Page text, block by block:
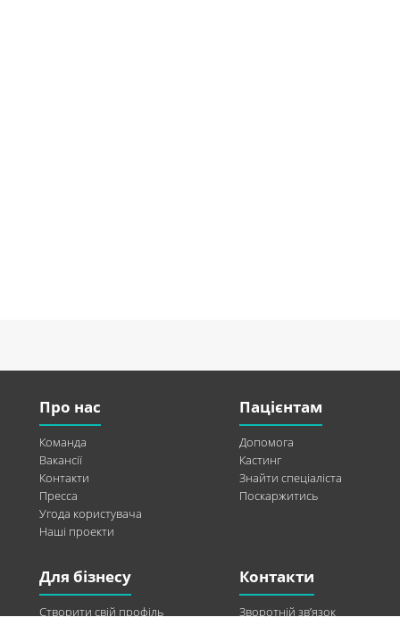
Про нас
Команда
Вакансії
Контакти
Пресса
Угода користувача
Наші проекти
Пацієнтам
Допомога
Кастинг
Знайти спеціаліста
Поскаржитись
Для бізнесу
Створити свій профіль
Контакти
Зворотній зв’язок